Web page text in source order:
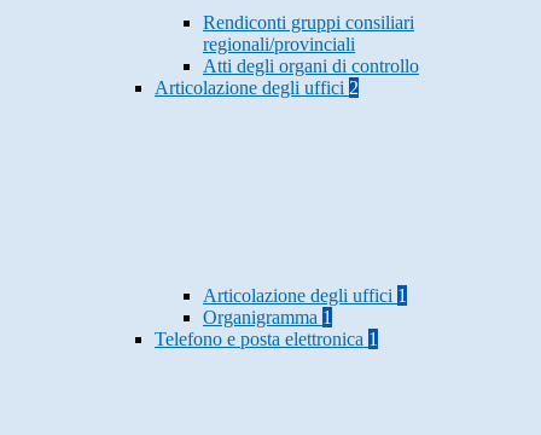
Rendiconti gruppi consiliari
regionali/provinciali
Atti degli organi di controllo
Articolazione degli uffici 2
Articolazione degli uffici 1
Organigramma 1
Telefono e posta elettronica 1